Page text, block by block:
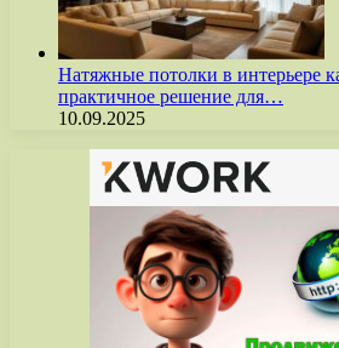
Натяжные потолки в интерьере
практичное решение для…
10.09.2025